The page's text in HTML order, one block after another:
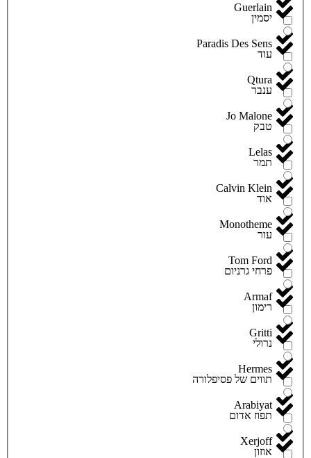
Guerlain
Paradis Des Sens
Qtura
Jo Malone
Lelas
Calvin Klein
Monotheme
Tom Ford
Armaf
Gritti
Hermes
Arabiyat
Xerjoff
יסמין
עוד
ענבר
טבק
תמר
אוד
עור
פרחי גרניום
רימון
נרולי
תווים של פסיפלורה
תפוז אדום
אוזון